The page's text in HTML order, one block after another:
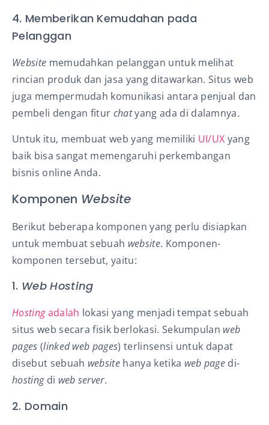
4. Memberikan Kemudahan pada
Pelanggan
Website memudahkan pelanggan untuk melihat
rincian produk dan jasa yang ditawarkan. Situs web
juga mempermudah komunikasi antara penjual dan
pembeli dengan fitur chatyang ada di dalamnya.
Untuk itu, membuat web yang memiliki UI/UX yang
baik bisa sangat memengaruhi perkembangan
bisnis online Anda.
Komponen Website
Berikut beberapa komponen yang perlu disiapkan
untuk membuat sebuah website. Komponen-
komponen tersebut, yaitu:
1. Web Hosting
Hostingadalah lokasi yang menjadi tempat sebuah
situs web secara fisik berlokasi. Sekumpulan web
pages (linked web pages) terlinsensi untuk dapat
disebut sebuah website hanya ketika web page di-
hostingdi web server.
2. Domain